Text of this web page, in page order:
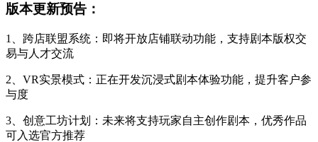
版本更新预告：
1、跨店联盟系统：即将开放店铺联动功能，支持剧本版权交
易与人才交流
2、VR实景模式：正在开发沉浸式剧本体验功能，提升客户参
与度
3、创意工坊计划：未来将支持玩家自主创作剧本，优秀作品
可入选官方推荐